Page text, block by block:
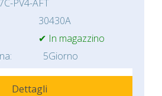
PV4-AFT
30430A
✔ In magazzino
5Giorno
Dettagli